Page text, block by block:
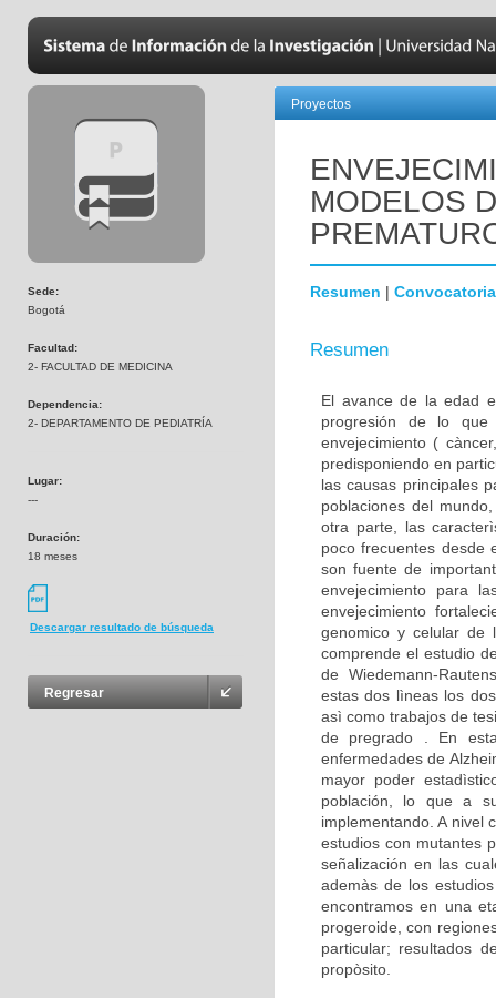
Sede:
Bogotá
Facultad:
2- FACULTAD DE MEDICINA
Dependencia:
2- DEPARTAMENTO DE PEDIATRÍA
Lugar:
---
Duración:
18 meses
Descargar resultado de búsqueda
Regresar
Proyectos
MODELOS
Resumen | Convocatoria
Resumen
El avance de la edad
progresión de lo que
envejecimiento (
predisponiendo en
las causas principales
poblaciones del
otra parte, las
poco frecuentes desde
son fuente de
envejecimiento para
envejecimiento
genomico y celular de
comprende el estudio
de Wiedemann-
estas dos lìneas los
asì como trabajos de
de pregrado . En
enfermedades de
mayor poder
población, lo que a
implementando. A nivel
estudios con mutantes
señalización en las
ademàs de los
encontramos en una
progeroide, con
particular; resultados
propòsito.